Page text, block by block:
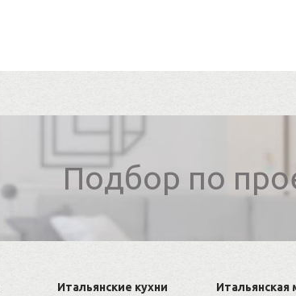
Подбор по
Итальянские кухни Итальянская